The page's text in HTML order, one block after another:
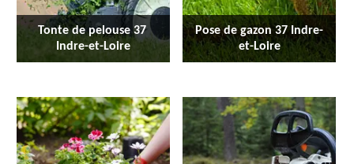
Tonte de pelouse 37
Indre-et-Loire
Pose de gazon 37 Indre-
et-Loire